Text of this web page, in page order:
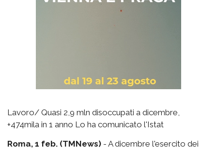
Lavoro/ Quasi 2,9 mln disoccupati a dicembre,
+474mila in 1 anno Lo ha comunicato l'Istat
Roma, 1 feb. (TMNews) - A dicembre l'esercito dei